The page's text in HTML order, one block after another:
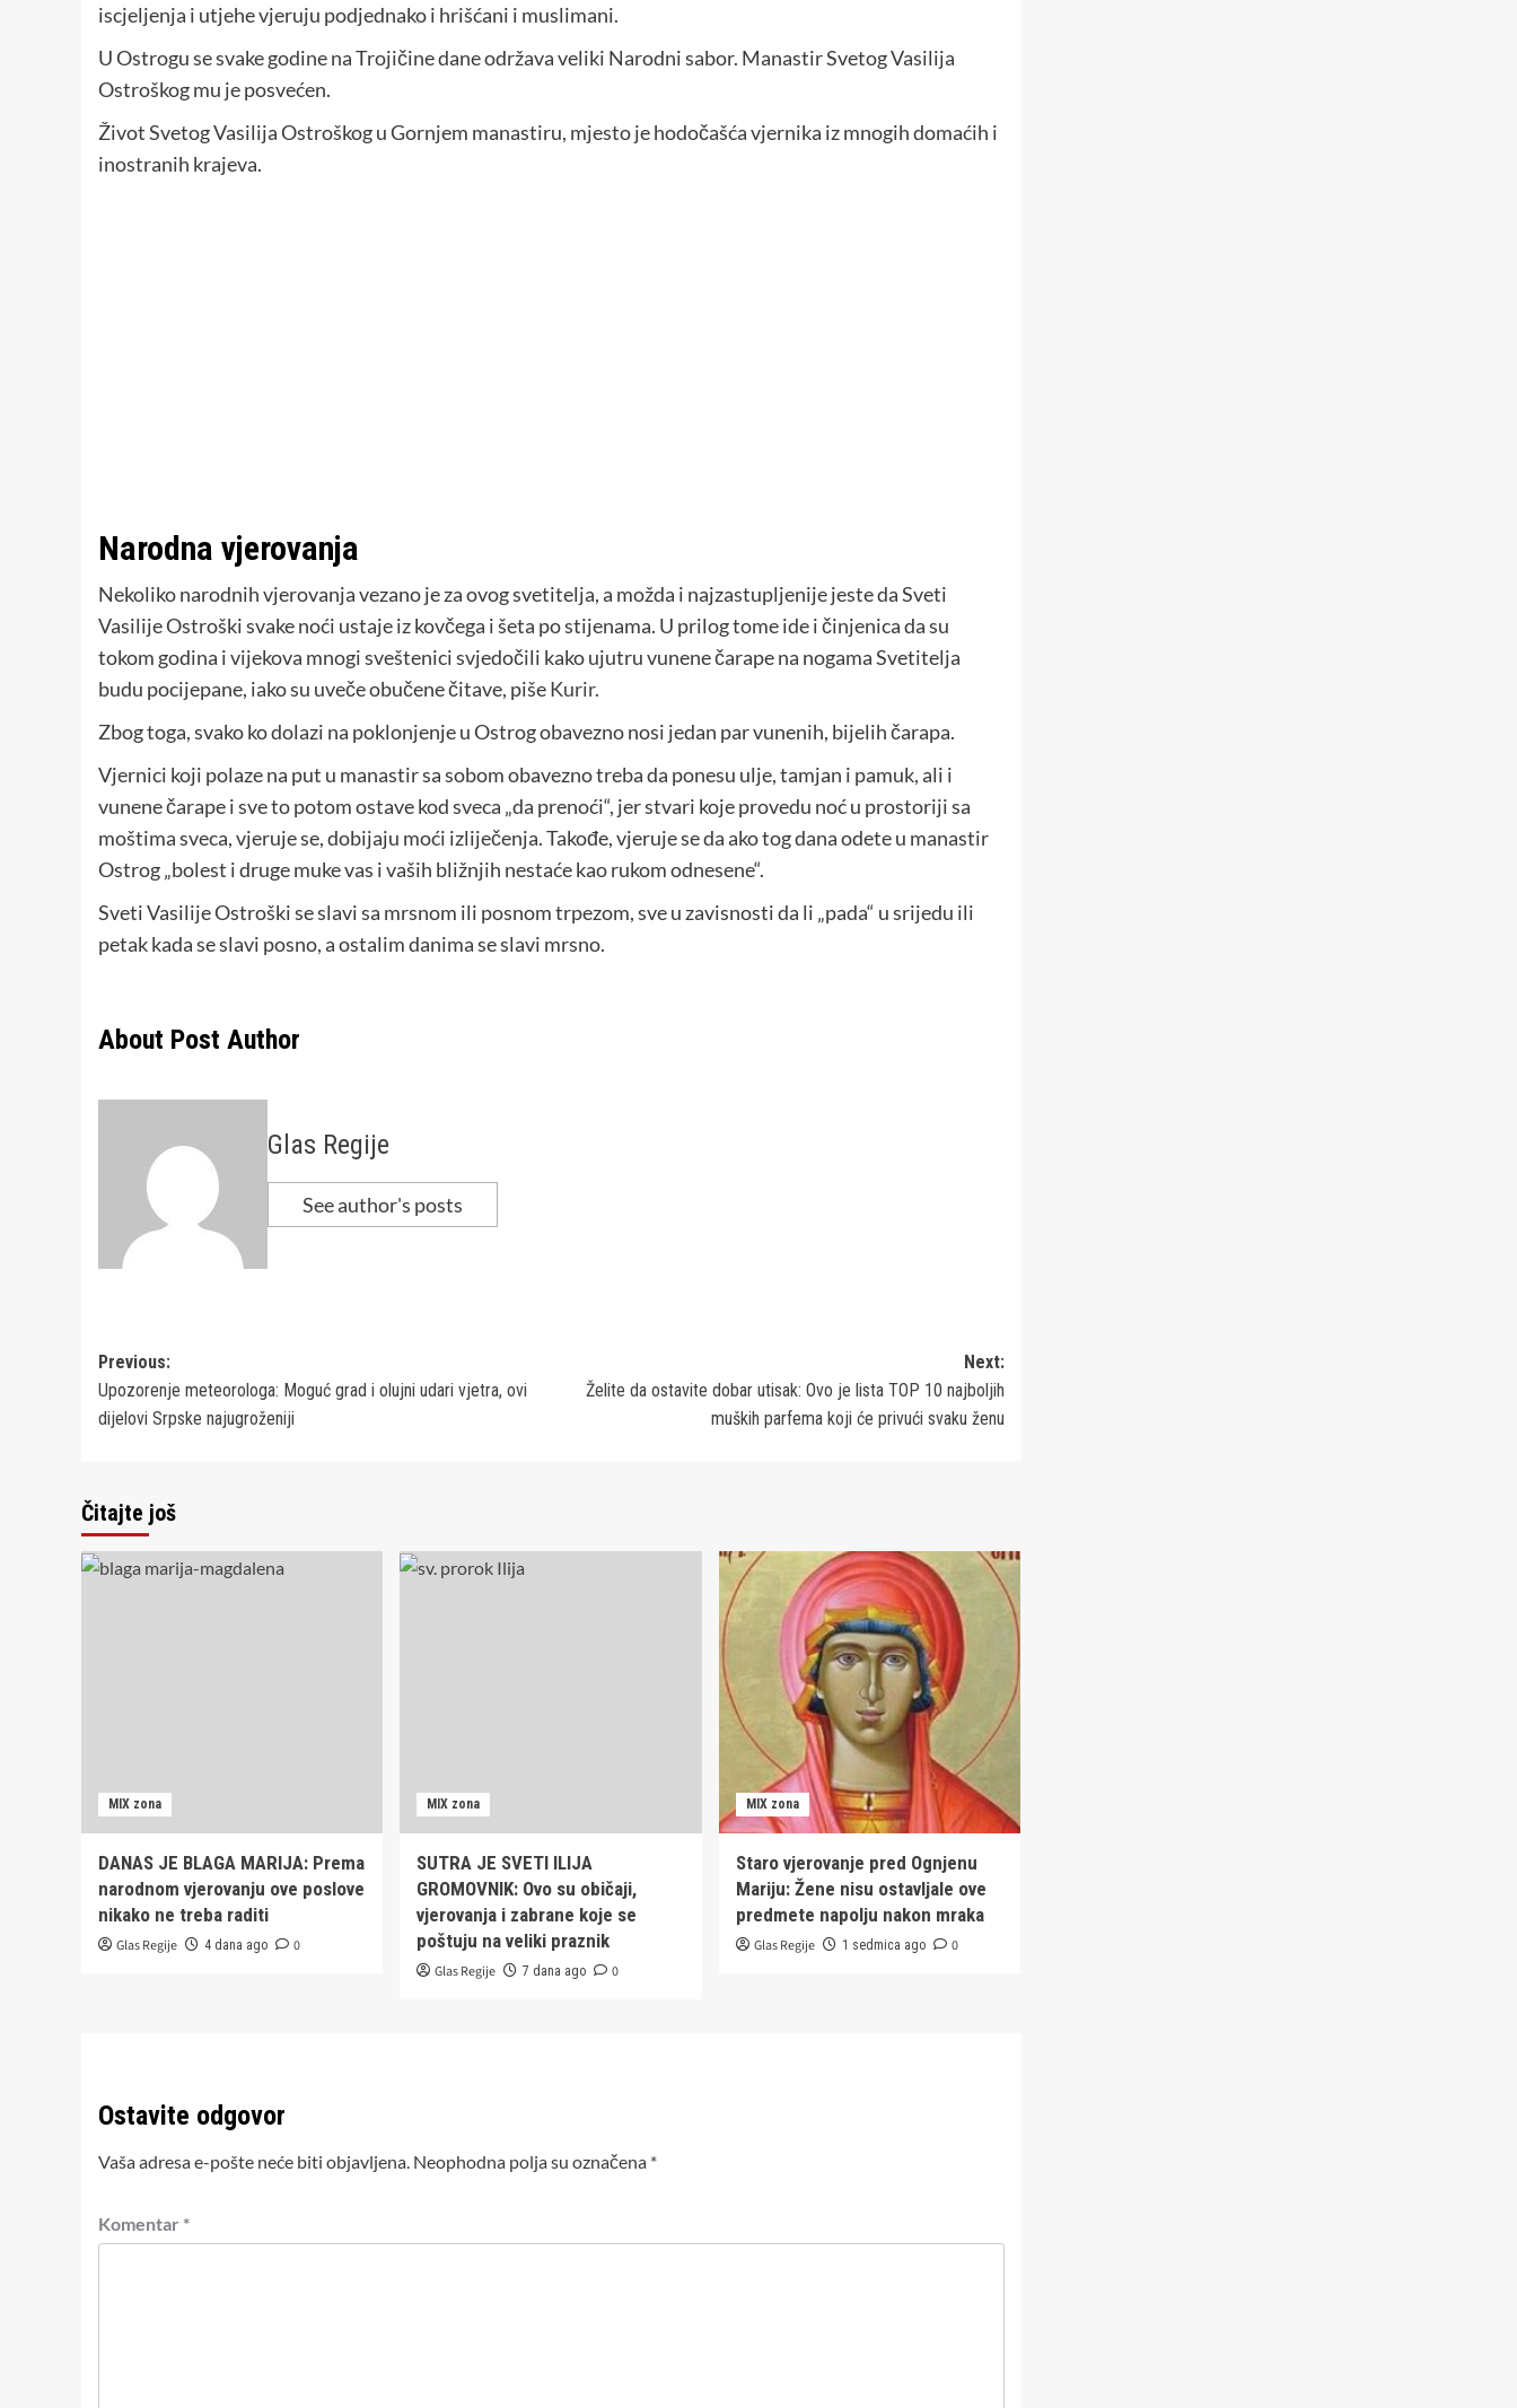
iscjeljenja i utjehe vjeruju podjednako i hrišćani i muslimani.
U Ostrogu se svake godine na Trojičine dane održava veliki Narodni sabor. Manastir Svetog Vasilija
Ostroškog mu je posvećen.
Život Svetog Vasilija Ostroškog u Gornjem manastiru, mjesto je hodočašća vjernika iz mnogih domaćih i
inostranih krajeva.
Narodna vjerovanja
Nekoliko narodnih vjerovanja vezano je za ovog svetitelja, a možda i najzastupljenije jeste da Sveti
Vasilije Ostroški svake noći ustaje iz kovčega i šeta po stijenama. U prilog tome ide i činjenica da su
tokom godina i vijekova mnogi sveštenici svjedočili kako ujutru vunene čarape na nogama Svetitelja
budu pocijepane, iako su uveče obučene čitave, pišeKurir.
Zbog toga, svako ko dolazi na poklonjenje u Ostrog obavezno nosi jedan par vunenih, bijelih čarapa.
Vjernici koji polaze na put u manastir sa sobom obavezno treba da ponesu ulje, tamjan i pamuk, ali i
vunene čarape i sve to potom ostave kod sveca „da prenoći“, jer stvari koje provedu noć u prostoriji sa
moštima sveca, vjeruje se, dobijaju moći izliječenja. Takođe, vjeruje se da ako tog dana odete u manastir
Ostrog „bolest i druge muke vas i vaših bližnjih nestaće kao rukom odnesene“.
Sveti Vasilije Ostroški se slavi sa mrsnom ili posnom trpezom, sve u zavisnosti da li „pada“ u srijedu ili
petak kada se slavi posno, a ostalim danima se slavi mrsno.
About Post Author
Glas Regije
See author's posts
Post
navigation
Previous:
Upozorenje meteorologa: Moguć grad i olujni udari vjetra, ovi
dijelovi Srpske najugroženiji
Next:
Želite da ostavite dobar utisak: Ovo je lista TOP 10 najboljih
muških parfema koji će privući svaku ženu
Čitajte još
MIX zona
DANAS JE BLAGA MARIJA: Prema
narodnom vjerovanju ove poslove
nikako ne treba raditi
Glas Regije 4 dana ago 0
MIX zona
SUTRA JE SVETI ILIJA
GROMOVNIK: Ovo su običaji,
vjerovanja i zabrane koje se
poštuju na veliki praznik
Glas Regije 7 dana ago 0
MIX zona
Staro vjerovanje pred Ognjenu
Mariju: Žene nisu ostavljale ove
predmete napolju nakon mraka
Glas Regije 1 sedmica ago 0
Ostavite odgovor
Vaša adresa e-pošte neće biti objavljena. Neophodna polja su označena *
Komentar *